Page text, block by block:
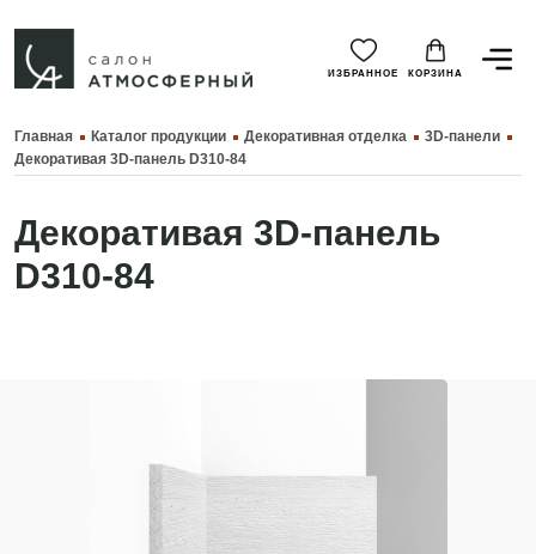
ИЗБРАННОЕ КОРЗИНА
Главная Каталог продукции Декоративная отделка
3D-панели
Декоративая 3D-панель D310-84
Декоративая 3D-панель
D310-84